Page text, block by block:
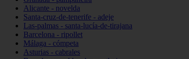
Alicante - novelda
Santa-cruz-de-tenerife - adeje
Las-palmas - santa-lucía-de-tirajana
Barcelona - ripollet
Málaga - cómpeta
Asturias - cabrales